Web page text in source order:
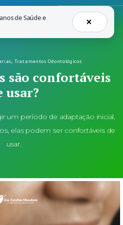
,Tratamentos Odontológicos
são confortáveis
usar?
um período de adaptação inicial,
elas podem ser confortáveis de
usar.
de Saúde e
×